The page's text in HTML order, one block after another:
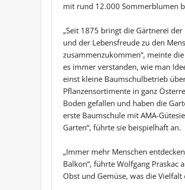
mit rund 12.000 Sommerblumen
„Seit 1875 bringt die Gärtnerei
und der Lebensfreude zu den
zusammenzukommen“, meinte
es immer verstanden, wie man
einst kleine Baumschulbetrieb
Pflanzensortimente in ganz
Boden gefallen und haben die
erste Baumschule mit AMA-
Garten“, führte sie beispielhaft an.
„Immer mehr Menschen
Balkon“, führte Wolfgang Praskac
Obst und Gemüse, was die